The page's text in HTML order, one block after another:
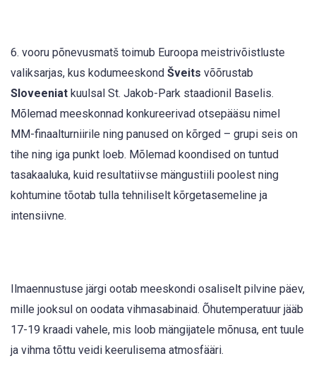
6. vooru põnevusmatš toimub Euroopa meistrivõistluste
valiksarjas, kus kodumeeskond Šveits võõrustab
Sloveeniat kuulsal St. Jakob-Park staadionil Baselis.
Mõlemad meeskonnad konkureerivad otsepääsu nimel
MM-finaalturniirile ning panused on kõrged – grupi seis on
tihe ning iga punkt loeb. Mõlemad koondised on tuntud
tasakaaluka, kuid resultatiivse mängustiili poolest ning
kohtumine tõotab tulla tehniliselt kõrgetasemeline ja
intensiivne.
Ilmaennustuse järgi ootab meeskondi osaliselt pilvine päev,
mille jooksul on oodata vihmasabinaid. Õhutemperatuur jääb
17-19 kraadi vahele, mis loob mängijatele mõnusa, ent tuule
ja vihma tõttu veidi keerulisema atmosfääri.